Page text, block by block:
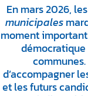
En mars 2026,
municipales
moment
démocratique
d’accompagner
et les futurs